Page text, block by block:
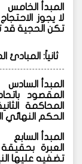
المبدأ الخامس
لا يجوز
تكن الحجية قد
ثانياً:
المبدأ السادس
المقصود
المحاكمة
الحكم النهائي
المبدأ السابع
العبرة
تضفيه عليها